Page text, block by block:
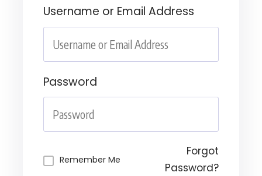
Username or Email Address
Password
Remember Me
Forgot
Password?